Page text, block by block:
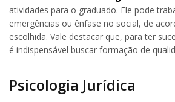
atividades para o graduado. Ele pode
emergências ou ênfase no social, de
escolhida. Vale destacar que, para ter
é indispensável buscar formação de
Psicologia Jurídica